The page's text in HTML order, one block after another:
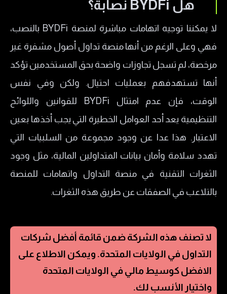
هل BYDFi نصابة؟
لا يمكننا توجيه اتهامات مباشرة لمنصة BYDFi بالنصب،
فهي وعلى الرغم من أنها منصة تداول أصول مشفرة غير
مرخصة، لم تسجل تجاوزات واضحة بحق المستخدمين تؤكد
أنها تستهدفهم بعمليات احتيال. ولكن وفي نفس
الوقت، فإن عدم امتثال BYDFi للقوانين واللوائح
التنظيمية يعد أحد العوامل الخطيرة التي يجب أخذها بعين
الاعتبار. هذا عدا عن وجود مجموعة من السلبيات التي
تهدد سلامة وأمان بيانات المتداولين المالية، مثل وجود
الثغرات التقنية في منصة التداول واتهامات للمنصة
بالتلاعب في الصفقات عن طريق هذه الثغرات.
لا تصنف هذه الشركة ضمن قائمة أفضل شركات
التداول في الولايات المتحدة. ويمكن الاطلاع على
الافضل كوسيط مالي في الولايات المتحدة
واختيار الأنسب لك.